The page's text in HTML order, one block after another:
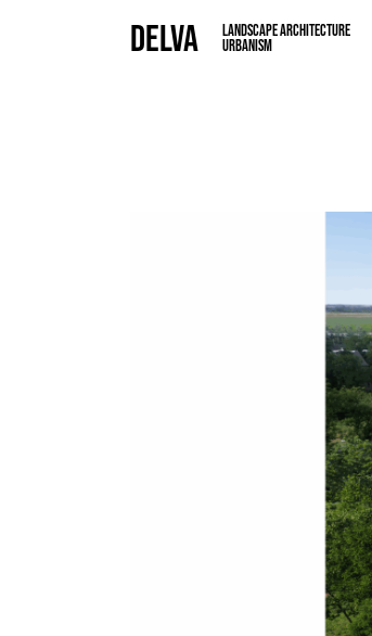
DELVA
LANDSCAPE ARCHITECTURE
URBANISM